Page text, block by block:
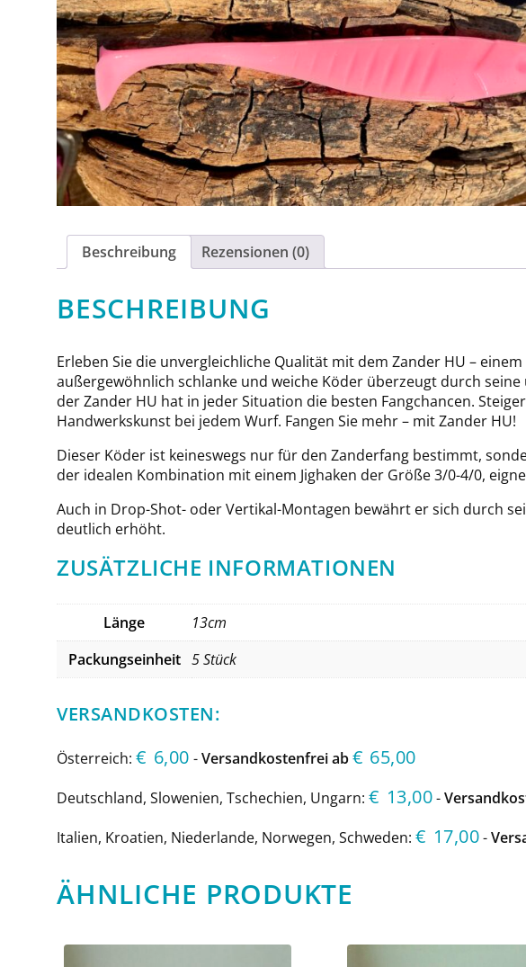
Beschreibung Rezensionen (0)
BESCHREIBUNG
Erleben Sie die unvergleichliche Qualität mit dem Zander HU –
außergewöhnlich schlanke und weiche Köder überzeugt durch
der Zander HU hat in jeder Situation die besten Fangchancen.
Handwerkskunst bei jedem Wurf. Fangen Sie mehr – mit Zander HU!
Dieser Köder ist keineswegs nur für den Zanderfang bestimmt,
der idealen Kombination mit einem Jighaken der Größe 3/0-4/0,
Auch in Drop-Shot- oder Vertikal-Montagen bewährt er sich durch
deutlich erhöht.
ZUSÄTZLICHE INFORMATIONEN
Länge
13cm
Packungseinheit 5 Stück
VERSANDKOSTEN:
Österreich: € 6,00 -Versandkostenfrei ab € 65,00
Deutschland, Slowenien, Tschechien, Ungarn: € 13,00-
Italien, Kroatien, Niederlande, Norwegen, Schweden: € 17,00-
ÄHNLICHE PRODUKTE